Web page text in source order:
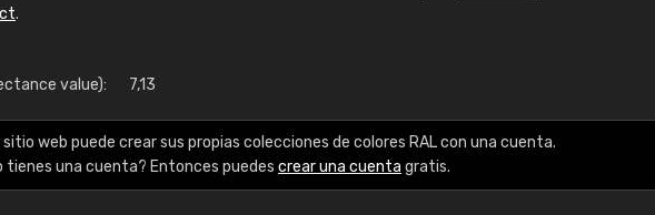
.
value): 7,13
sitio web puede crear sus propias colecciones de colores RAL con una cuenta.
tienes una cuenta? Entonces puedes crear una cuenta gratis.RAL K7 a base de agua